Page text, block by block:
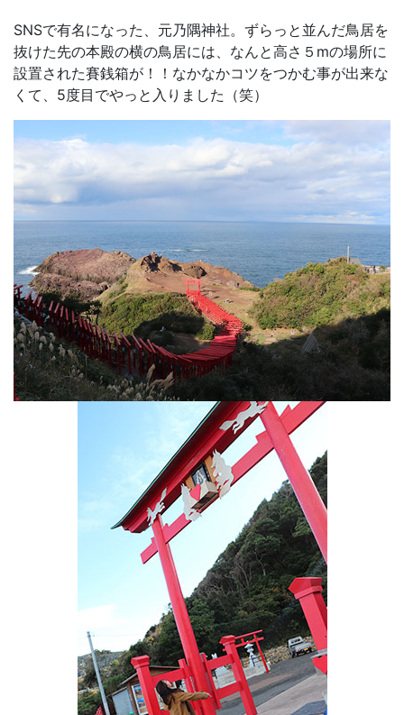
SNSで有名になった、元乃隅神社。ずらっと並んだ鳥居を
抜けた先の本殿の横の鳥居には、なんと高さ５ⅿの場所に
設置された賽銭箱が！！なかなかコツをつかむ事が出来な
くて、5度目でやっと入りました（笑）